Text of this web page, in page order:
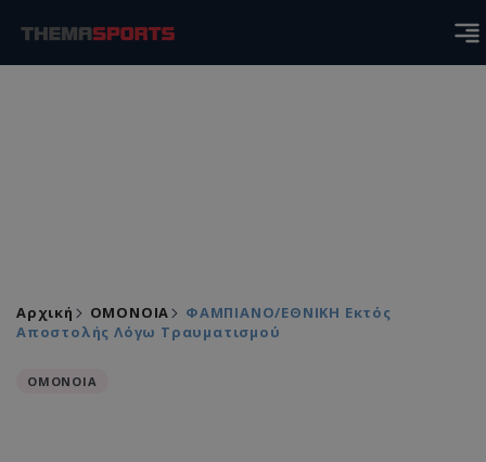
Αρχική ΟΜΟΝΟΙΑ
ΦΑΜΠΙΑΝΟ/ΕΘΝΙΚΗ Εκτός
Αποστολής Λόγω Τραυματισμού
ΟΜΟΝΟΙΑ